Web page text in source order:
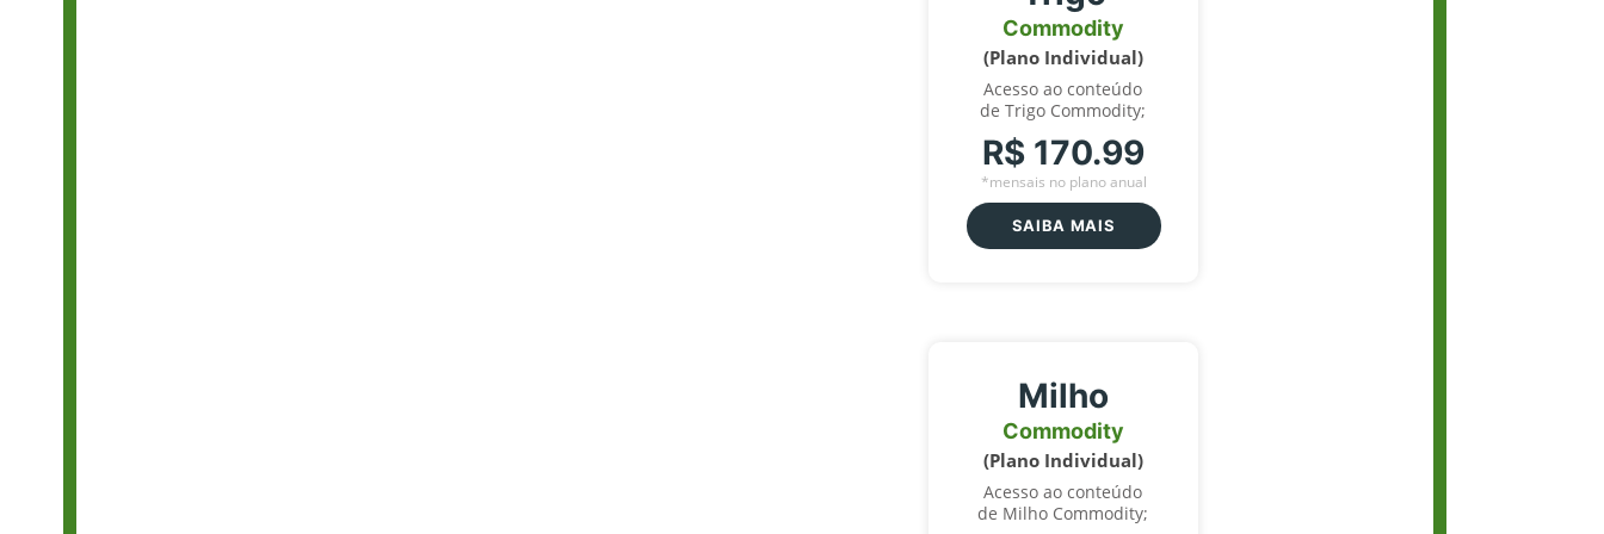
Commodity
(Plano Individual)
Acesso ao conteúdo
de Trigo Commodity;
R$ 170.99
*mensais no plano anual
SAIBA MAIS
Milho
Commodity
(Plano Individual)
Acesso ao conteúdo
de Milho Commodity;